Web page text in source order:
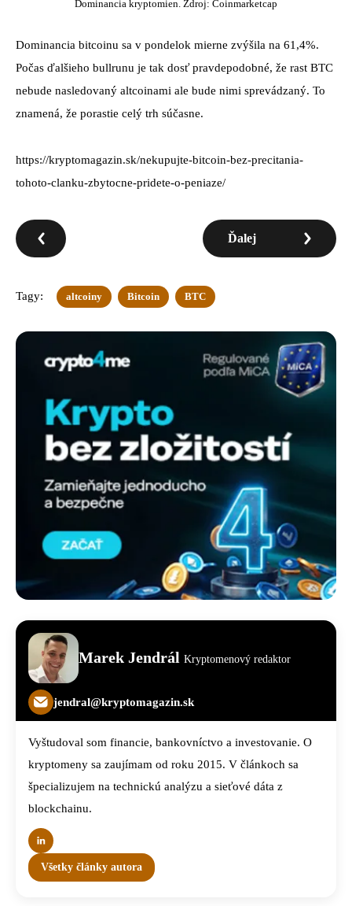
Dominancia kryptomien. Zdroj: Coinmarketcap
Dominancia bitcoinu sa v pondelok mierne zvýšila na 61,4%.
Počas ďalšieho bullrunu je tak dosť pravdepodobné, že rast BTC
nebude nasledovaný altcoinami ale bude nimi sprevádzaný. To
znamená, že porastie celý trh súčasne.
https://kryptomagazin.sk/nekupujte-bitcoin-bez-precitania-
tohoto-clanku-zbytocne-pridete-o-peniaze/
Ďalej
Tagy: altcoiny Bitcoin BTC
Marek Jendrál Kryptomenový redaktor
jendral@kryptomagazin.sk
Vyštudoval som financie, bankovníctvo a investovanie. O
kryptomeny sa zaujímam od roku 2015. V článkoch sa
špecializujem na technickú analýzu a sieťové dáta z
blockchainu.
Všetky články autora